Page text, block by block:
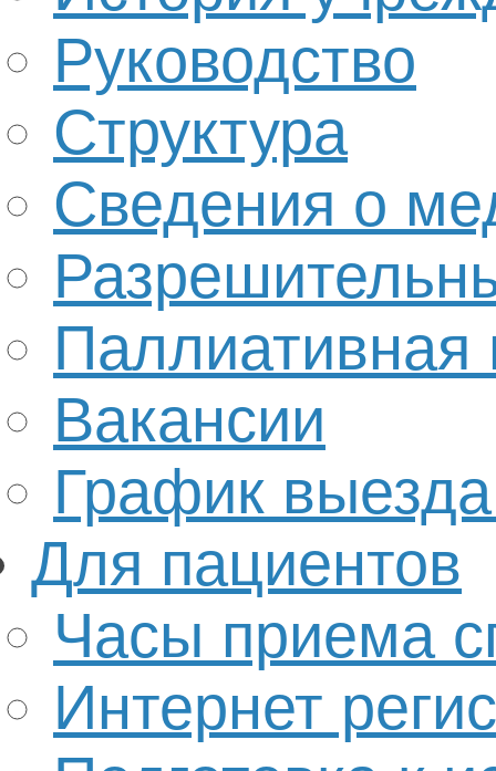
Руководство
Структура
Сведения о
Вакансии
График
Для пациентов
Часы приема
Интернет